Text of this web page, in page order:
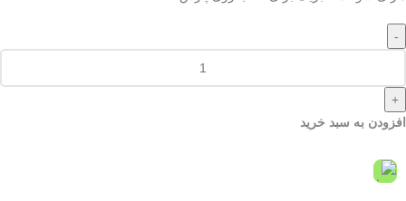
-
+
افزودن به سبد خرید